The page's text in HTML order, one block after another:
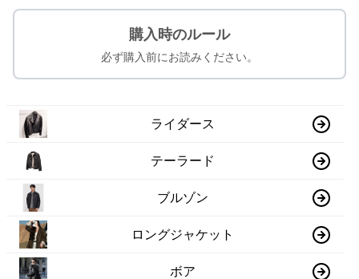
購入時のルール
必ず購入前にお読みください。
ライダース
テーラード
ブルゾン
ロングジャケット
ボア